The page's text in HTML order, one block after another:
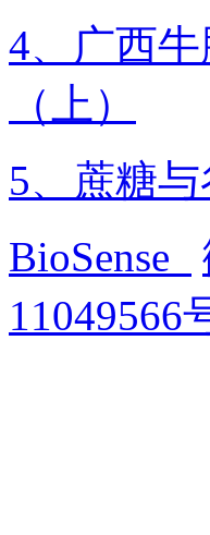
4、广西
（上）
5、蔗糖
BioSense
11049566